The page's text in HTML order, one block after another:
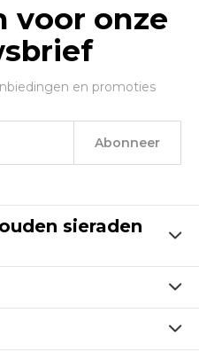
voor onze
en promoties
Abonneer
sieraden